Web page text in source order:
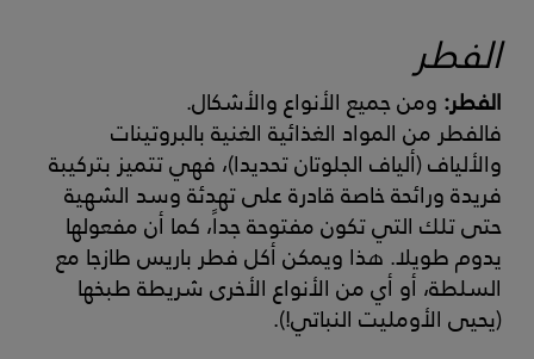
الفطر
الفطر:ومن جميع الأنواع والأشكال.
فالفطر من المواد الغذائية الغنية بالبروتينات
والألياف (ألياف الجلوتان تحديدا)، فهي تتميز بتركيبة
فريدة ورائحة خاصة قادرة على تهدئة وسد الشهية
حتى تلك التي تكون مفتوحة جداً، كما أن مفعولها
يدوم طويلا. هذا ويمكن أكل فطر باريس طازجا مع
السلطة، أو أي من الأنواع الأخرى شريطة طبخها
(يحيى الأومليت النباتي!).